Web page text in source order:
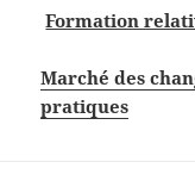
Formation
Marché des
pratiques